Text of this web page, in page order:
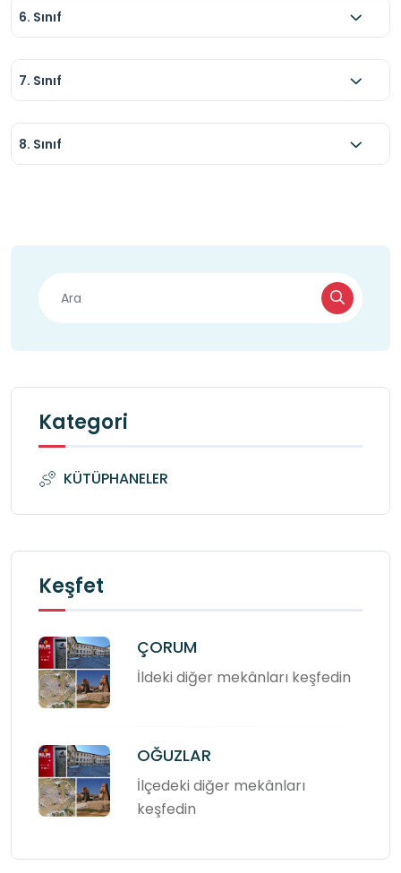
6. Sınıf
7. Sınıf
8. Sınıf
Kategori
KÜTÜPHANELER
Keşfet
ÇORUM
İldeki diğer mekânları keşfedin
OĞUZLAR
İlçedeki diğer mekânları
keşfedin